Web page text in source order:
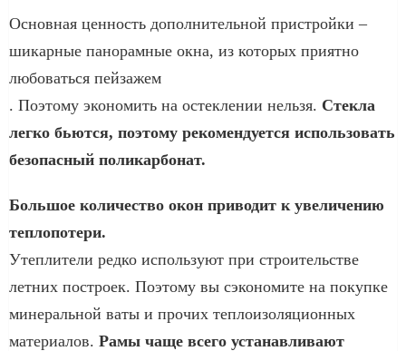
Основная ценность дополнительной пристройки –
шикарные панорамные окна, из которых приятно
любоваться пейзажем
. Поэтому экономить на остеклении нельзя. Стекла
легко бьются, поэтому рекомендуется использовать
безопасный поликарбонат.
Большое количество окон приводит к увеличению
теплопотери.
Утеплители редко используют при строительстве
летних построек. Поэтому вы сэкономите на покупке
минеральной ваты и прочих теплоизоляционных
материалов. Рамы чаще всего устанавливают